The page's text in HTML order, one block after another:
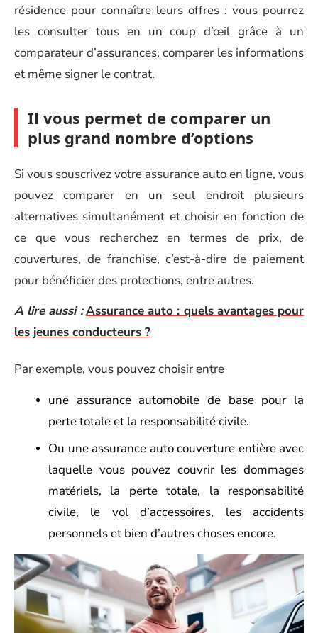
résidence pour connaître leurs offres : vous pourrez
les consulter tous en un coup d’œil grâce à un
comparateur d’assurances, comparer les informations
et même signer le contrat.
Il vous permet de comparer un
plus grand nombre d’options
Si vous souscrivez votre assurance auto en ligne, vous
pouvez comparer en un seul endroit plusieurs
alternatives simultanément et choisir en fonction de
ce que vous recherchez en termes de prix, de
couvertures, de franchise, c’est-à-dire de paiement
pour bénéficier des protections, entre autres.
A lire aussi :Assurance auto : quels avantages pour
les jeunes conducteurs ?
Par exemple, vous pouvez choisir entre
une assurance automobile de base pour la
perte totale et la responsabilité civile.
Ou une assurance auto couverture entière avec
laquelle vous pouvez couvrir les dommages
matériels, la perte totale, la responsabilité
civile, le vol d’accessoires, les accidents
personnels et bien d’autres choses encore.